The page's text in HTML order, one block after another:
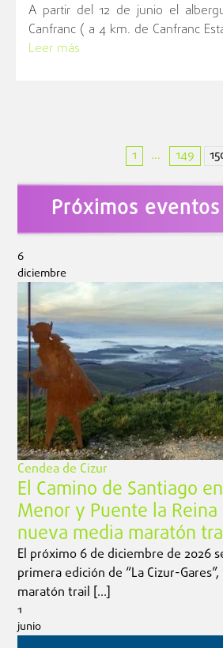
A partir del 12 de junio el
Canfranc ( a 4 km. de Canfranc
Leer más
1 ... 149
Próximos
6
diciembre
Cendea de Cizur
El Camino de Santiago
Menor y Puente la
nueva media maratón
El próximo 6 de diciembre de 2026
primera edición de “La Cizur-
maratón trail […]
1
junio